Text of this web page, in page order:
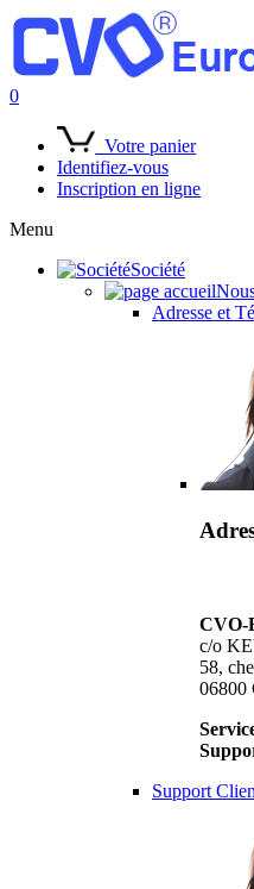
0
Votre panier
Identifiez-vous
Inscription en ligne
Menu
Société
Adresse et
CVO-
c/o
58,
06800
Support